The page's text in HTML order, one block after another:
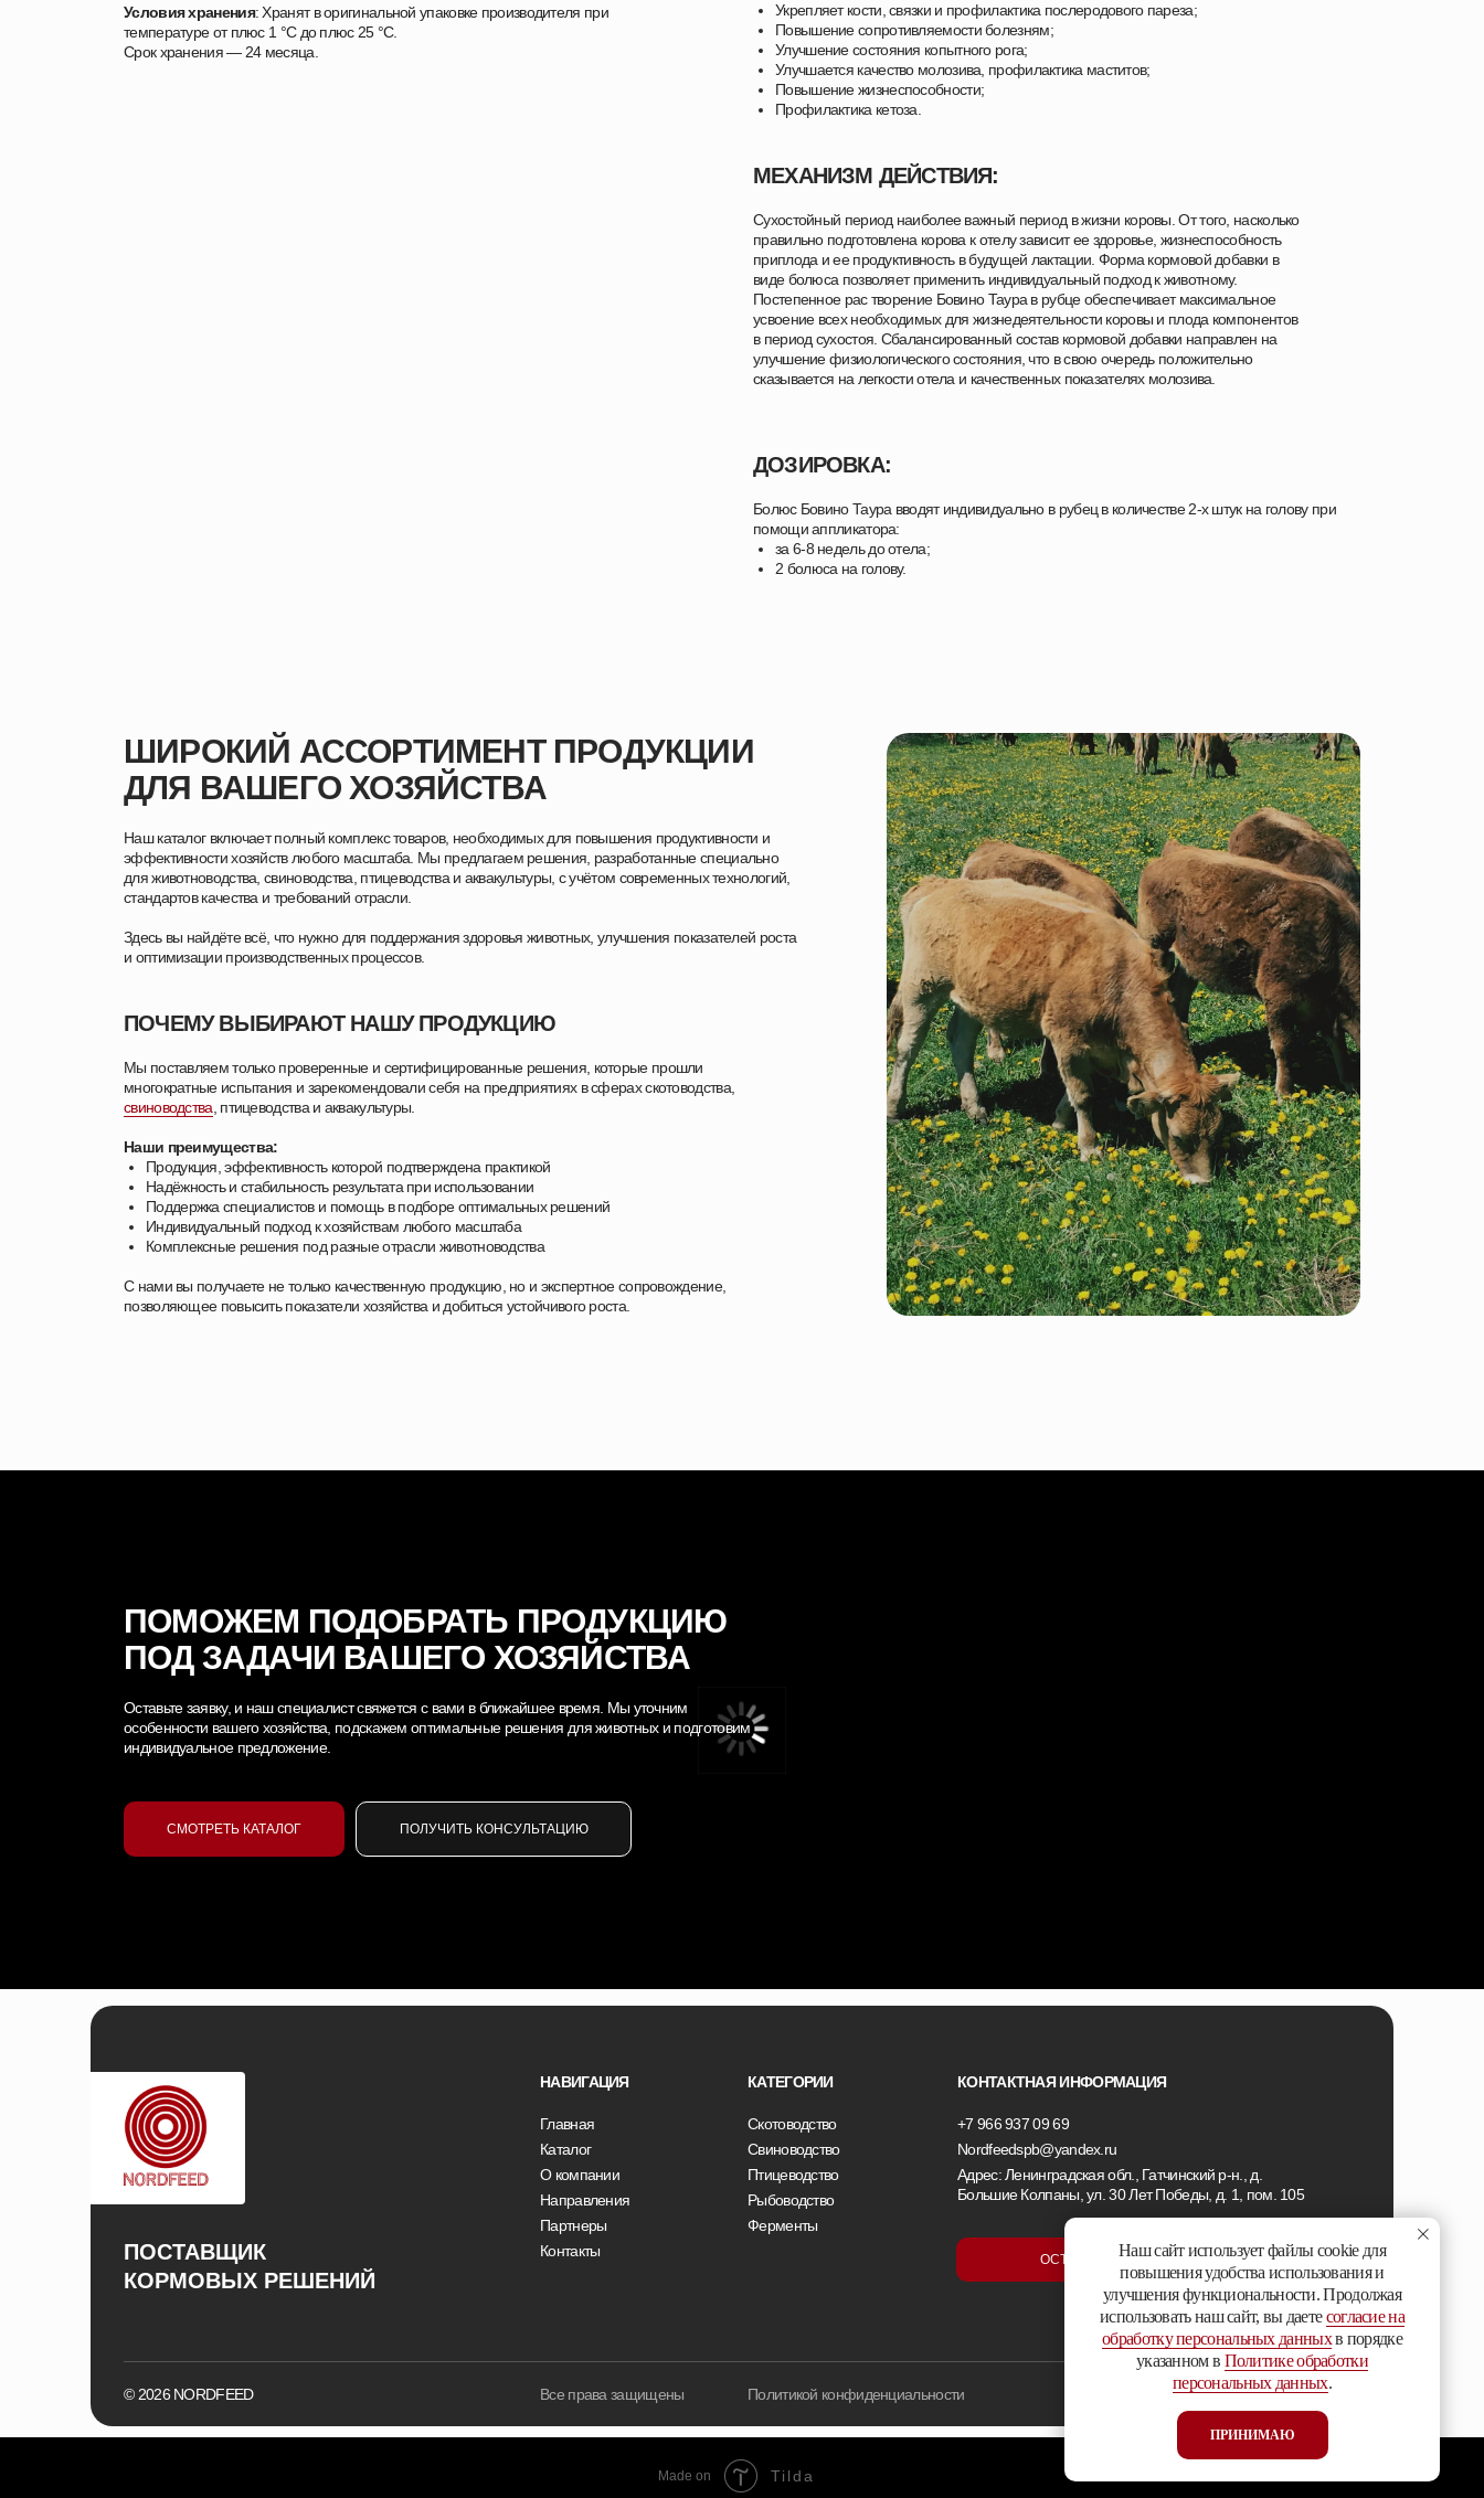
Условия хранения: Хранят в оригинальной упаковке производителя при
температуре от плюс 1 °C до плюс 25 °C.
Срок хранения — 24 месяца.
Сухостойный период наиболее важный период в жизни коровы. От того, насколько
правильно подготовлена корова к отелу зависит ее здоровье, жизнеспособность
приплода и ее продуктивность в будущей лактации. Форма кормовой добавки в
виде болюса позволяет применить индивидуальный подход к животному.
Постепенное рас творение Бовино Таура в рубце обеспечивает максимальное
усвоение всех необходимых для жизнедеятельности коровы и плода компонентов
в период сухостоя. Сбалансированный состав кормовой добавки направлен на
улучшение физиологического состояния, что в свою очередь положительно
сказывается на легкости отела и качественных показателях молозива.
МЕХАНИЗМ ДЕЙСТВИЯ:
Укрепляет кости, связки и профилактика послеродового пареза;
Повышение сопротивляемости болезням;
Улучшение состояния копытного рога;
Улучшается качество молозива, профилактика маститов;
Повышение жизнеспособности;
Профилактика кетоза.
Болюс Бовино Таура вводят индивидуально в рубец в количестве 2-х штук на голову при
помощи аппликатора:
за 6-8 недель до отела;
2 болюса на голову.
ДОЗИРОВКА:
Мы поставляем только проверенные и сертифицированные решения, которые прошли
многократные испытания и зарекомендовали себя на предприятиях в сферах скотоводства,
свиноводства , птицеводства и аквакультуры.
Наши преимущества:
Продукция, эффективность которой подтверждена практикой
Надёжность и стабильность результата при использовании
Поддержка специалистов и помощь в подборе оптимальных решений
Индивидуальный подход к хозяйствам любого масштаба
Комплексные решения под разные отрасли животноводства
С нами вы получаете не только качественную продукцию, но и экспертное сопровождение,
позволяющее повысить показатели хозяйства и добиться устойчивого роста.
Наш каталог включает полный комплекс товаров, необходимых для повышения продуктивности и
эффективности хозяйств любого масштаба. Мы предлагаем решения, разработанные специально
для животноводства, свиноводства, птицеводства и аквакультуры, с учётом современных технологий,
стандартов качества и требований отрасли.
Здесь вы найдёте всё, что нужно для поддержания здоровья животных, улучшения показателей роста
и оптимизации производственных процессов.
ПОЧЕМУ ВЫБИРАЮТ НАШУ ПРОДУКЦИЮ
ШИРОКИЙ АССОРТИМЕНТ ПРОДУКЦИИ
ДЛЯ ВАШЕГО ХОЗЯЙСТВА
Оставьте заявку, и наш специалист свяжется с вами в ближайшее время. Мы уточним
особенности вашего хозяйства, подскажем оптимальные решения для животных и подготовим
индивидуальное предложение.
ПОМОЖЕМ ПОДОБРАТЬ ПРОДУКЦИЮ
ПОД ЗАДАЧИ ВАШЕГО ХОЗЯЙСТВА
СМОТРЕТЬ КАТАЛОГ ПОЛУЧИТЬ КОНСУЛЬТАЦИЮ
Главная
Каталог
О компании
Направления
Партнеры
Все права защищены Политикой конфиденциальности Сайт разработан
© 2026 NORDFEED
Контакты
ПОСТАВЩИК
КОРМОВЫХ РЕШЕНИЙ
НАВИГАЦИЯ
Скотоводство
Свиноводство
Птицеводство
Рыбоводство
Ферменты
КАТЕГОРИИ
+7 966 937 09 69
Nordfeedspb@yandex.ru
Адрес: Ленинградская обл., Гатчинский р-н., д.
Большие Колпаны, ул. 30 Лет Победы, д. 1, пом. 105
ОСТАВИТЬ ЗАЯВКУ
КОНТАКТНАЯ ИНФОРМАЦИЯ
Наш сайт использует файлы cookie для
повышения удобства использования и
улучшения функциональности. Продолжая
использовать наш сайт, вы даетесогласие на
обработку персональных данныхв порядке
указанном в Политике обработки
персональных данных.
ПРИНИМАЮ
Made on Tilda